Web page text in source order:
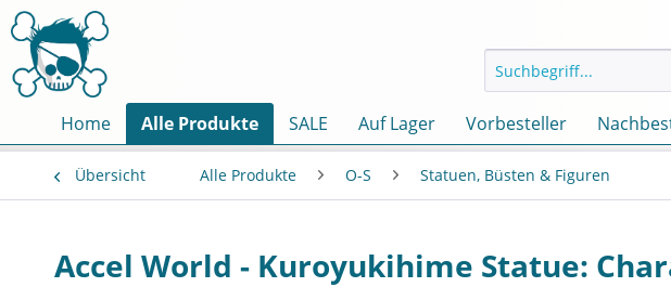
Home Alle Produkte SALE Auf Lager Vorbesteller
Übersicht Alle Produkte O-S Statuen, Büsten & Figuren
Accel World - Kuroyukihime Statue: